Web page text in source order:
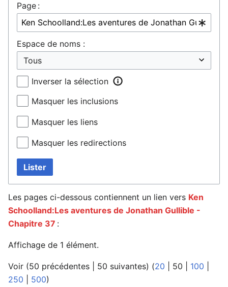
Page :
Espace de noms :
Inverser la sélection
Masquer les inclusions
Masquer les liens
Masquer les redirections
Lister
Les pages ci-dessous contiennent un lien vers Ken
Schoolland:Les aventures de Jonathan Gullible -
Chapitre 37 :
Affichage de 1 élément.
Voir (50 précédentes 50 suivantes) (20 50 100
250
500)